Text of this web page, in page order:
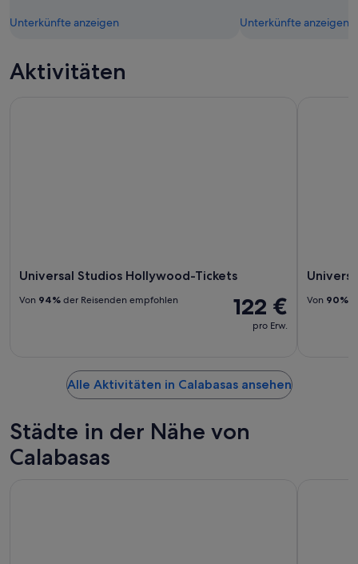
Unterkünfte anzeigen Unterkünfte anzeigen
Aktivitäten
Universal Studios Hollywood-Tickets
122 €
pro Erw.
Von 94% der Reisenden empfohlen Von 90%
Alle Aktivitäten in Calabasas ansehen
Städte in der Nähe von
Calabasas